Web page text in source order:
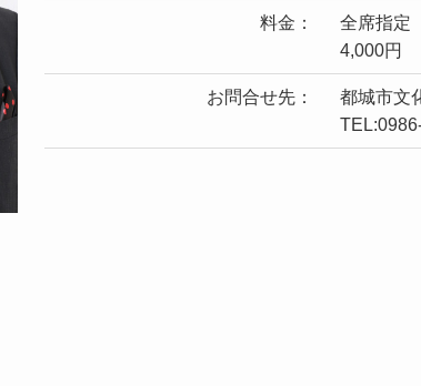
料金：
全席指定
4,000円
お問合せ先：
都城市文